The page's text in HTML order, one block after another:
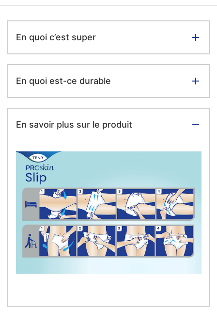
En quoi c’est super
En quoi est-ce durable
En savoir plus sur le produit